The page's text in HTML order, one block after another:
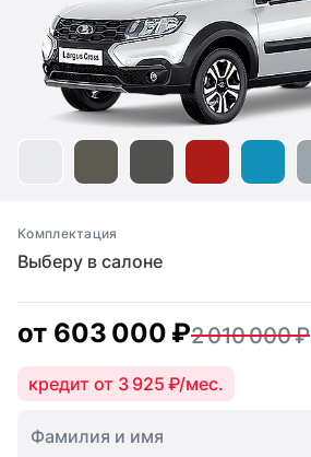
Выберу в салоне
Комплектация
от 603 000 ₽2 010 000 ₽
кредит от 3 925 ₽/мес.